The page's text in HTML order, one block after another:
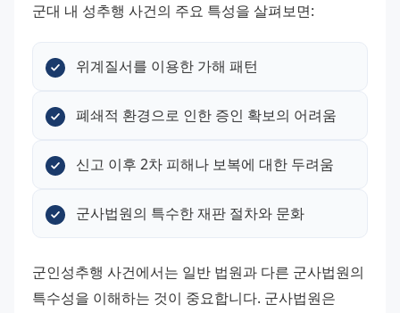
군대 내 성추행 사건의 주요 특성을 살펴보면:
위계질서를 이용한 가해 패턴
폐쇄적 환경으로 인한 증인 확보의 어려움
신고 이후 2차 피해나 보복에 대한 두려움
군사법원의 특수한 재판 절차와 문화
군인성추행 사건에서는 일반 법원과 다른 군사법원의